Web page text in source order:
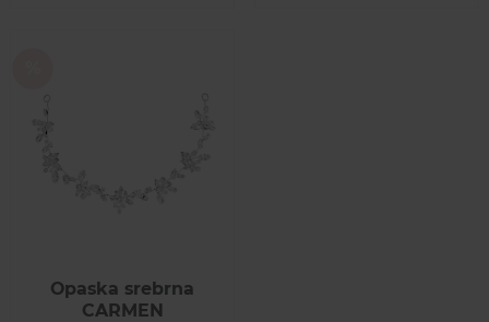
Opaska srebrna
CARMEN